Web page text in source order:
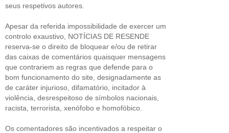
seus respetivos autores.
Apesar da referida impossibilidade de exercer um
controlo exaustivo, NOTÍCIAS DE RESENDE
reserva-se o direito de bloquear e/ou de retirar
das caixas de comentários quaisquer mensagens
que contrariem as regras que defende para o
bom funcionamento do site, designadamente as
de caráter injurioso, difamatório, incitador à
violência, desrespeitoso de símbolos nacionais,
racista, terrorista, xenófobo e homofóbico.
Os comentadores são incentivados a respeitar o